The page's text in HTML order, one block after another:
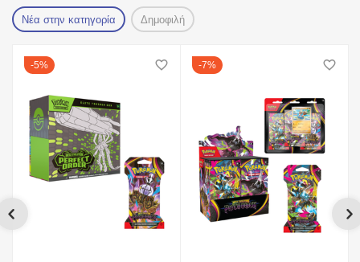
Νέα στην κατηγορία Δημοφιλή
5% 7%